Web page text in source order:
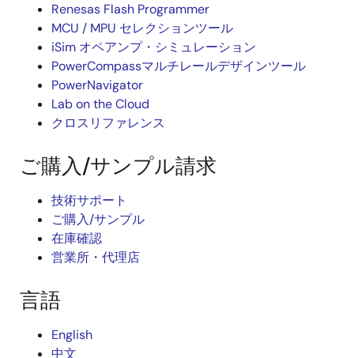
Renesas Flash Programmer
MCU / MPU セレクションツール
iSim オペアンプ・シミュレーション
PowerCompassマルチレールデザインツール
PowerNavigator
Lab on the Cloud
クロスリファレンス
ご購入/サンプル請求
技術サポート
ご購入/サンプル
在庫確認
営業所・代理店
言語
English
中文